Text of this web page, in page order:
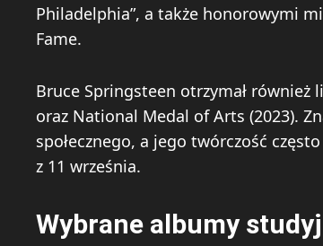
Philadelphia”, a także honorowymi
Fame.
Bruce Springsteen otrzymał również
oraz National Medal of Arts (2023).
społecznego, a jego twórczość
z 11 września.
Wybrane albumy